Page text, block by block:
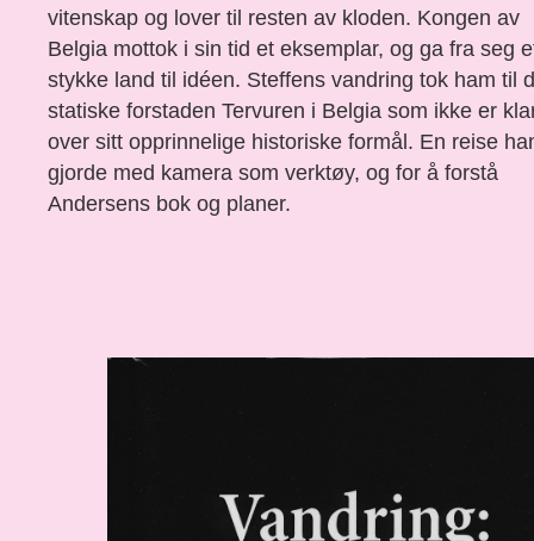
vitenskap og lover til resten av kloden. Kongen av
Belgia mottok i sin tid et eksemplar, og ga fra seg
stykke land til idéen. ­Steffens vandring tok ham til
statiske forstaden Tervuren i Belgia som ikke er
over sitt opprinnelige historiske formål. ­En reise
gjorde med kamera som ­verktøy, og for å forstå
Andersens bok og planer.